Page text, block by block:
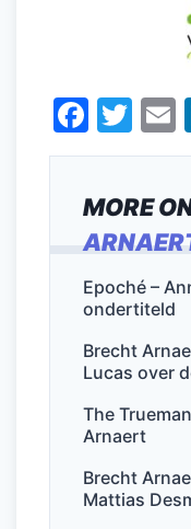
MORE
Epoché –
ondertiteld
Brecht
Lucas over
The
Arnaert
Brecht
Mattias
F
a
e
b
o
o
k
T
w
er l